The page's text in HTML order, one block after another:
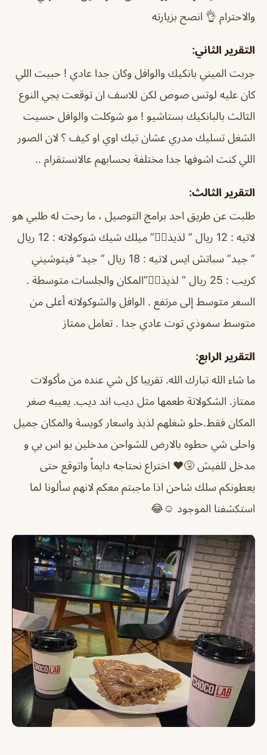
والاحترام 👌 انصح بزيارته
التقرير الثاني:
جربت الميني بانكيك والوافل وكان جدا عادي ! حبيت اللي
كان عليه لوتس صوص لكن للاسف ان توقعت يجي النوع
الثالث بالبانكيك بستاشيو ! مو شوكلت والوافل حسيت
الشغل تسليك مدري عشان تيك اوي او كيف ؟ لان الصور
اللي كنت اشوفها جدا مختلفة بحسابهم عالانستقرام ..
التقرير الثالث:
طلبت عن طريق احد برامج التوصيل ، ما رحت له طلبي هو
لاتيه : 12 ريال ” لذيذ👍🏻” ميلك شيك شوكولاته : 12 ريال
” جيد” سباتش ايس لاتيه : 18 ريال ” جيد” فيتوشيني
كريب : 25 ريال ” لذيذ👍🏻”المكان والجلسات متوسطة .
السعر متوسط إلى مرتفع . الوافل والشوكولاته أعلى من
متوسط سموذي توت عادي جدا . تعامل ممتاز
التقرير الرابع:
ما شاء الله تبارك الله. تقريبا كل شي عنده من مأكولات
ممتاز. الشكولاتة طعمها مثل ديب اند ديب. يعيبه صغر
المكان فقط.حلو شغلهم لذيذ واسعار كويسة والمكان جميل
واحلى شي حطوه بالارض للشواحن مدخلين يو اس بي و
مدخل للفيش 🤧❤️ اختراع نحتاجه دايماً واتوقع حتى
يعطونكم سلك شاحن اذا ماجبتم معكم لانهم سألونا لما
استكشفنا الموجود ☺️😂